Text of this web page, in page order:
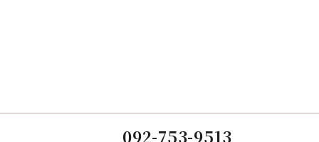
092-753-9513